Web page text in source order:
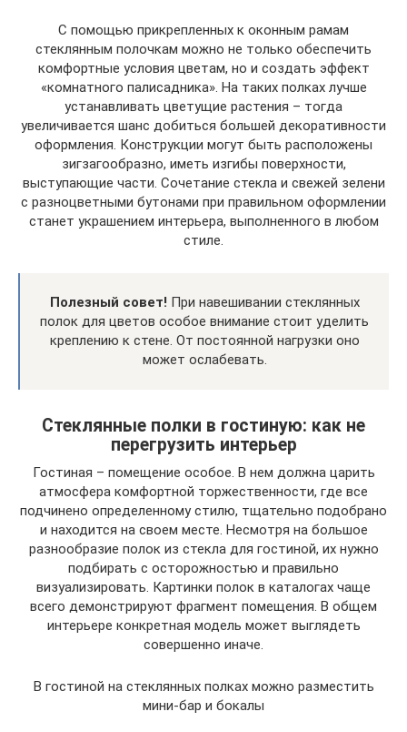
С помощью прикрепленных к оконным рамам
стеклянным полочкам можно не только обеспечить
комфортные условия цветам, но и создать эффект
«комнатного палисадника». На таких полках лучше
устанавливать цветущие растения – тогда
увеличивается шанс добиться большей декоративности
оформления. Конструкции могут быть расположены
зигзагообразно, иметь изгибы поверхности,
выступающие части. Сочетание стекла и свежей зелени
с разноцветными бутонами при правильном оформлении
станет украшением интерьера, выполненного в любом
стиле.
Полезный совет! При навешивании стеклянных
полок для цветов особое внимание стоит уделить
креплению к стене. От постоянной нагрузки оно
может ослабевать.
Стеклянные полки в гостиную: как не
перегрузить интерьер
Гостиная – помещение особое. В нем должна царить
атмосфера комфортной торжественности, где все
подчинено определенному стилю, тщательно подобрано
и находится на своем месте. Несмотря на большое
разнообразие полок из стекла для гостиной, их нужно
подбирать с осторожностью и правильно
визуализировать. Картинки полок в каталогах чаще
всего демонстрируют фрагмент помещения. В общем
интерьере конкретная модель может выглядеть
совершенно иначе.
В гостиной на стеклянных полках можно разместить
мини-бар и бокалы